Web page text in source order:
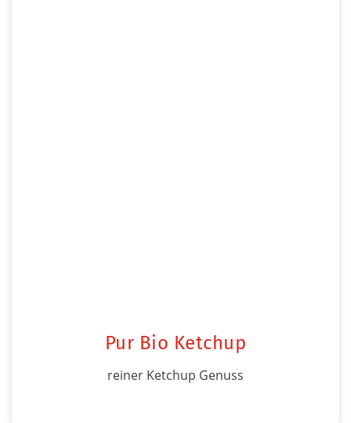
Pur Bio Ketchup
reiner Ketchup Genuss